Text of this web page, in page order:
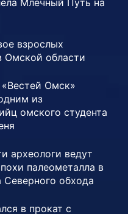
Млечный Путь на
взрослых
Омской области
Омск»
из
омского студента
археологи ведут
палеометалла в
Северного обхода
в прокат с